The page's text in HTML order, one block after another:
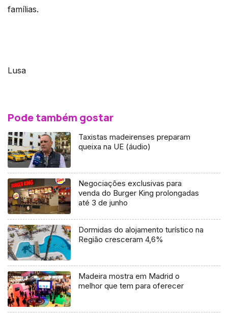
famílias.
Lusa
Pode também gostar
Taxistas madeirenses preparam
queixa na UE (áudio)
Negociações exclusivas para
venda do Burger King prolongadas
até 3 de junho
Dormidas do alojamento turístico na
Região cresceram 4,6%
Madeira mostra em Madrid o
melhor que tem para oferecer